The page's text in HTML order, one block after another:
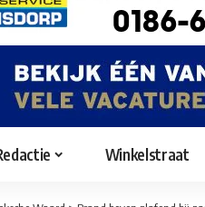
Winkelstraat